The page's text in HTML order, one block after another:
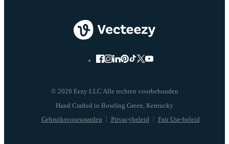
© 2026 Eezy LLC Alle rechten voorbehouden
Gebruiksvoorwaarden Privacybeleid Fair Use-beleid